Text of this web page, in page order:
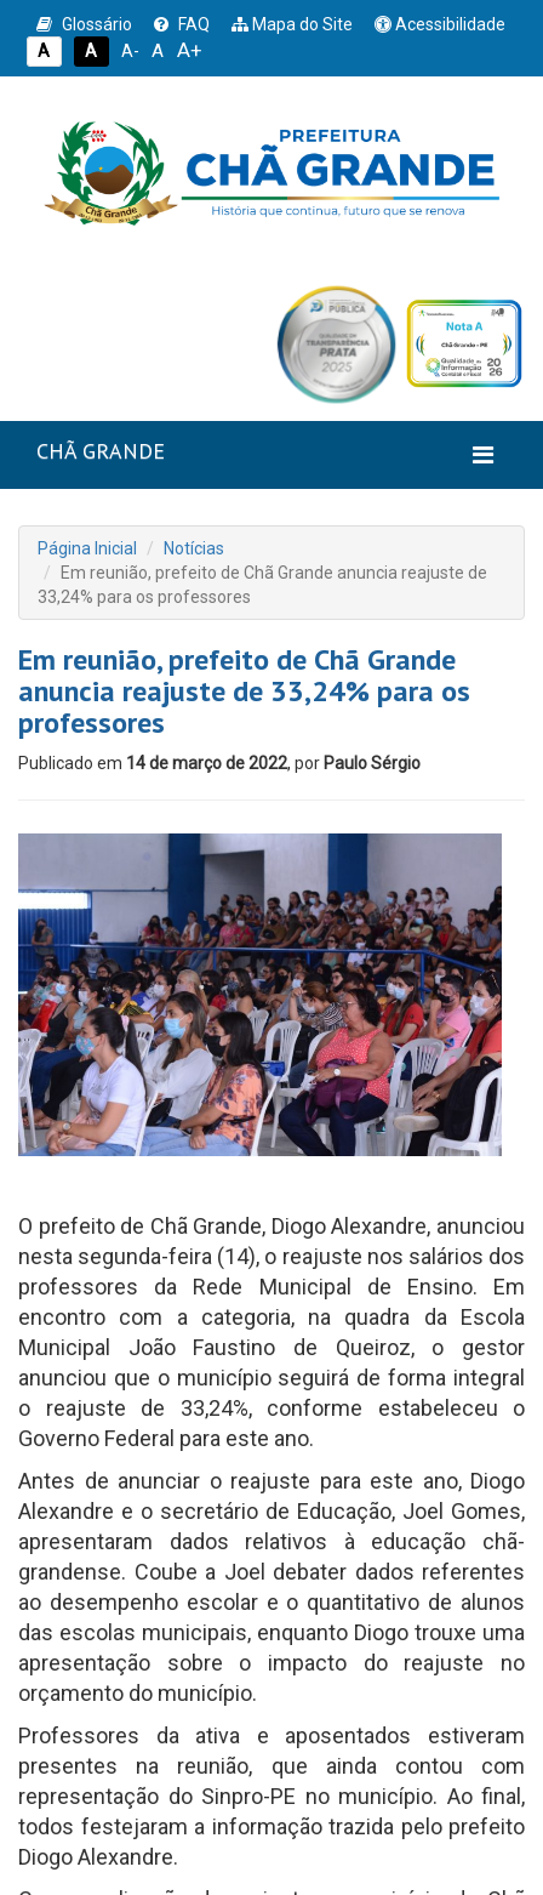
Glossário FAQ Mapa do Site
Acessibilidade
A
A A- A A+
CHÃ GRANDE
Página Inicial
Notícias
Em reunião, prefeito de Chã Grande anuncia reajuste de
33,24% para os professores
Em reunião, prefeito de Chã Grande
anuncia reajuste de 33,24% para os
professores
Publicado em 14 de março de 2022, por Paulo Sérgio
O prefeito de Chã Grande, Diogo Alexandre, anunciou
nesta segunda-feira (14), o reajuste nos salários dos
professores da Rede Municipal de Ensino. Em
encontro com a categoria, na quadra da Escola
Municipal João Faustino de Queiroz, o gestor
anunciou que o município seguirá de forma integral
o reajuste de 33,24%, conforme estabeleceu o
Governo Federal para este ano.
Antes de anunciar o reajuste para este ano, Diogo
Alexandre e o secretário de Educação, Joel Gomes,
apresentaram dados relativos à educação chã-
grandense. Coube a Joel debater dados referentes
ao desempenho escolar e o quantitativo de alunos
das escolas municipais, enquanto Diogo trouxe uma
apresentação sobre o impacto do reajuste no
orçamento do município.
Professores da ativa e aposentados estiveram
presentes na reunião, que ainda contou com
representação do Sinpro-PE no município. Ao final,
todos festejaram a informação trazida pelo prefeito
Diogo Alexandre.